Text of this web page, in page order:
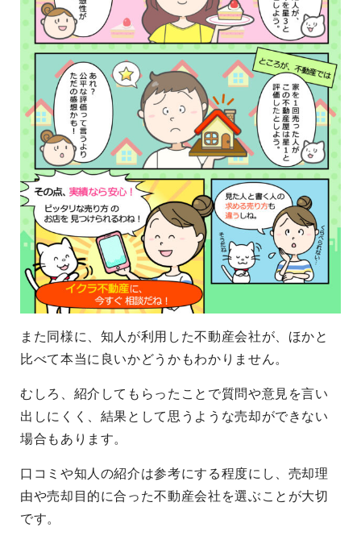
また同様に、知人が利用した不動産会社が、ほかと
比べて本当に良いかどうかもわかりません。
むしろ、紹介してもらったことで質問や意見を言い
出しにくく、結果として思うような売却ができない
場合もあります。
口コミや知人の紹介は参考にする程度にし、売却理
由や売却目的に合った不動産会社を選ぶことが大切
です。